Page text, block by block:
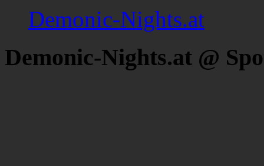
Demonic-Nights.at
Demonic-Nights.at @